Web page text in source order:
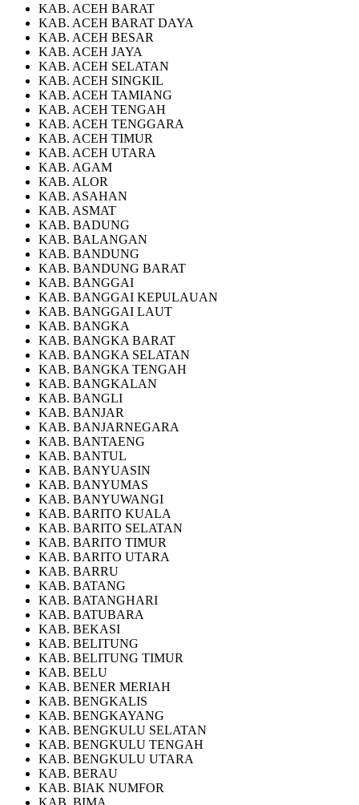
KAB. ACEH BARAT
KAB. ACEH BARAT DAYA
KAB. ACEH BESAR
KAB. ACEH JAYA
KAB. ACEH SELATAN
KAB. ACEH SINGKIL
KAB. ACEH TAMIANG
KAB. ACEH TENGAH
KAB. ACEH TENGGARA
KAB. ACEH TIMUR
KAB. ACEH UTARA
KAB. AGAM
KAB. ALOR
KAB. ASAHAN
KAB. ASMAT
KAB. BADUNG
KAB. BALANGAN
KAB. BANDUNG
KAB. BANDUNG BARAT
KAB. BANGGAI
KAB. BANGGAI KEPULAUAN
KAB. BANGGAI LAUT
KAB. BANGKA
KAB. BANGKA BARAT
KAB. BANGKA SELATAN
KAB. BANGKA TENGAH
KAB. BANGKALAN
KAB. BANGLI
KAB. BANJAR
KAB. BANJARNEGARA
KAB. BANTAENG
KAB. BANTUL
KAB. BANYUASIN
KAB. BANYUMAS
KAB. BANYUWANGI
KAB. BARITO KUALA
KAB. BARITO SELATAN
KAB. BARITO TIMUR
KAB. BARITO UTARA
KAB. BARRU
KAB. BATANG
KAB. BATANGHARI
KAB. BATUBARA
KAB. BEKASI
KAB. BELITUNG
KAB. BELITUNG TIMUR
KAB. BELU
KAB. BENER MERIAH
KAB. BENGKALIS
KAB. BENGKAYANG
KAB. BENGKULU SELATAN
KAB. BENGKULU TENGAH
KAB. BENGKULU UTARA
KAB. BERAU
KAB. BIAK NUMFOR
KAB. BIMA